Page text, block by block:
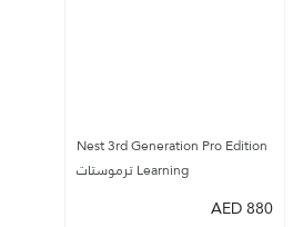
Nest 3rd Generation Pro Edition
Learning ترموستات
880
AED